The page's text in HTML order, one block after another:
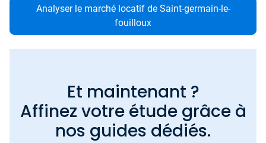
Analyser le marché locatif de Saint-germain-le-
fouilloux
Et maintenant ?
Affinez votre étude grâce à
nos guides dédiés.